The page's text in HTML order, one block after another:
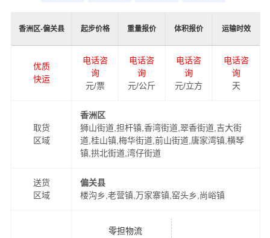
香洲区-偏关县 起步价格 重量报价 体积报价 运输时效
优质
快运
电话咨
询
元/票
电话咨
询
元/公斤
电话咨
询
元/立方
电话咨
询
天
取货
区域
香洲区
狮山街道,担杆镇,香湾街道,翠香街道,吉大街
道,桂山镇,梅华街道,前山街道,唐家湾镇,横琴
镇,拱北街道,湾仔街道
送货
区域
偏关县
楼沟乡,老营镇,万家寨镇,窑头乡,尚峪镇
零担物流